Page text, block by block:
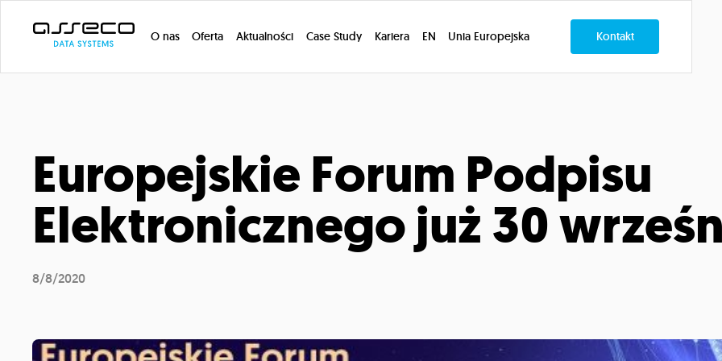
O nas Oferta Aktualności Case Study Kariera EN Unia Europejska Kontakt
Europejskie Forum Podpisu
Elektronicznego już 30
8/8/2020